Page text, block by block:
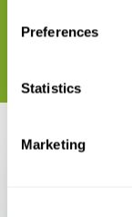
Preferences
Statistics
Marketing
Recent bekeken